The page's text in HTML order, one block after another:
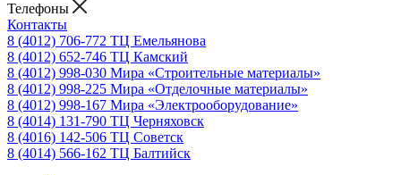
Телефоны
Контакты
8 (4012) 706-772 ТЦ Емельянова
8 (4012) 652-746 ТЦ Камский
8 (4012) 998-030 Мира «Строительные материалы»
8 (4012) 998-225 Мира «Отделочные материалы»
8 (4012) 998-167 Мира «Электрооборудование»
8 (4014) 131-790 ТЦ Черняховск
8 (4016) 142-506 ТЦ Советск
8 (4014) 566-162 ТЦ Балтийск